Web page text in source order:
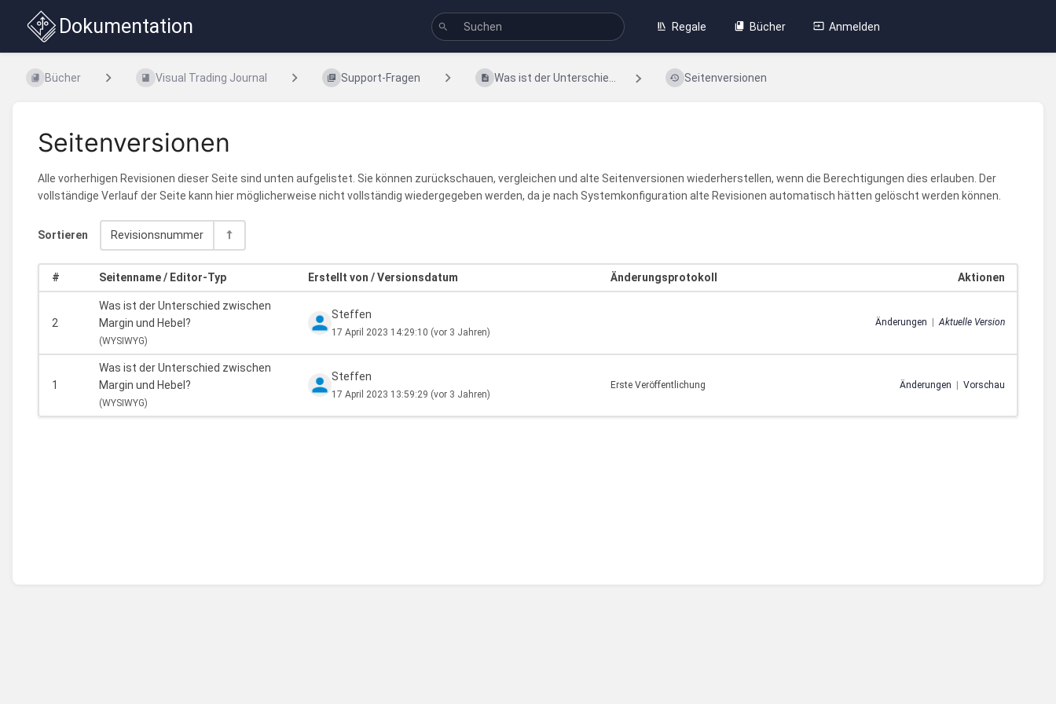
Dokumentation Regale Bücher Anmelden
Bücher Visual Trading Journal Support-Fragen Was ist der Unterschie... Seitenversionen
Seitenversionen
Alle vorherhigen Revisionen dieser Seite sind unten aufgelistet. Sie können zurückschauen, vergleichen und alte Seitenversionen wiederherstellen, wenn die Berechtigungen dies erlauben. Der
vollständige Verlauf der Seite kann hier möglicherweise nicht vollständig wiedergegeben werden, da je nach Systemkonfiguration alte Revisionen automatisch hätten gelöscht werden können.
Sortieren Revisionsnummer
# Seitenname / Editor-Typ Erstellt von / Versionsdatum Änderungsprotokoll Aktionen
2
Was ist der Unterschied zwischen
Margin und Hebel?
(WYSIWYG)
Steffen
17 April 2023 14:29:10 (vor 3 Jahren)
Änderungen Aktuelle Version
1
Was ist der Unterschied zwischen
Margin und Hebel?
(WYSIWYG)
Steffen
17 April 2023 13:59:29 (vor 3 Jahren)
Erste Veröffentlichung Änderungen | Vorschau